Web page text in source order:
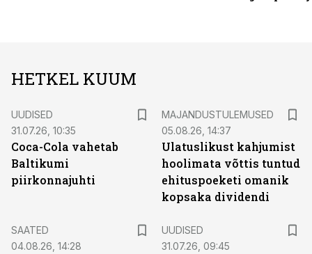
HETKEL KUUM
UUDISED
31.07.26, 10:35
Coca-Cola vahetab
Baltikumi
piirkonnajuhti
MAJANDUSTULEMUSED
05.08.26, 14:37
Ulatuslikust kahjumist
hoolimata võttis tuntud
ehituspoeketi omanik
kopsaka dividendi
SAATED
04.08.26, 14:28
UUDISED
31.07.26, 09:45